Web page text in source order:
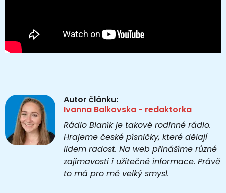
Autor článku:
Ivanna Balkovska - redaktorka
Rádio Blaník je takové rodinné rádio.
Hrajeme české písničky, které dělají
lidem radost. Na web přinášíme různé
zajímavosti i užitečné informace. Právě
to má pro mě velký smysl.